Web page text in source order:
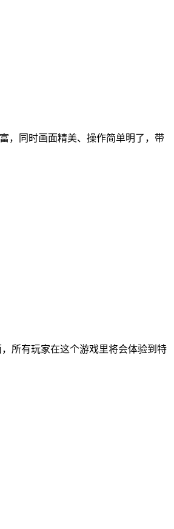
，同时画面精美、操作简单明了，带
所有玩家在这个游戏里将会体验到特